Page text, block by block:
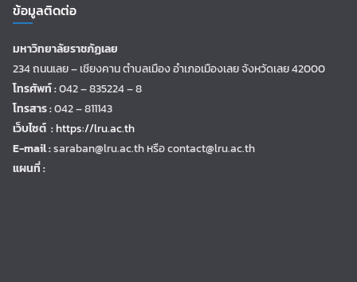
ข้อมูลติดต่อ
มหาวิทยาลัยราชภัฏเลย
234 ถนนเลย – เชียงคาน ตำบลเมือง อำเภอเมืองเลย จังหวัดเลย 42000
โทรศัพท์ :042 – 835224 – 8
โทรสาร :042 – 811143
เว็บไซต์ :https://lru.ac.th
E-mail :saraban@lru.ac.thหรือ contact@lru.ac.th
แผนที่ :